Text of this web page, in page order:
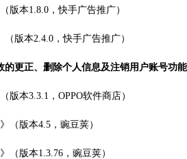
版本1.8.0，快手广告推广）
（版本2.4.0，快手广告推广）
的更正、删除个人信息及注销用户账号功
版本3.3.1，OPPO软件商店）
（版本4.5，豌豆荚）
（版本1.3.76，豌豆荚）